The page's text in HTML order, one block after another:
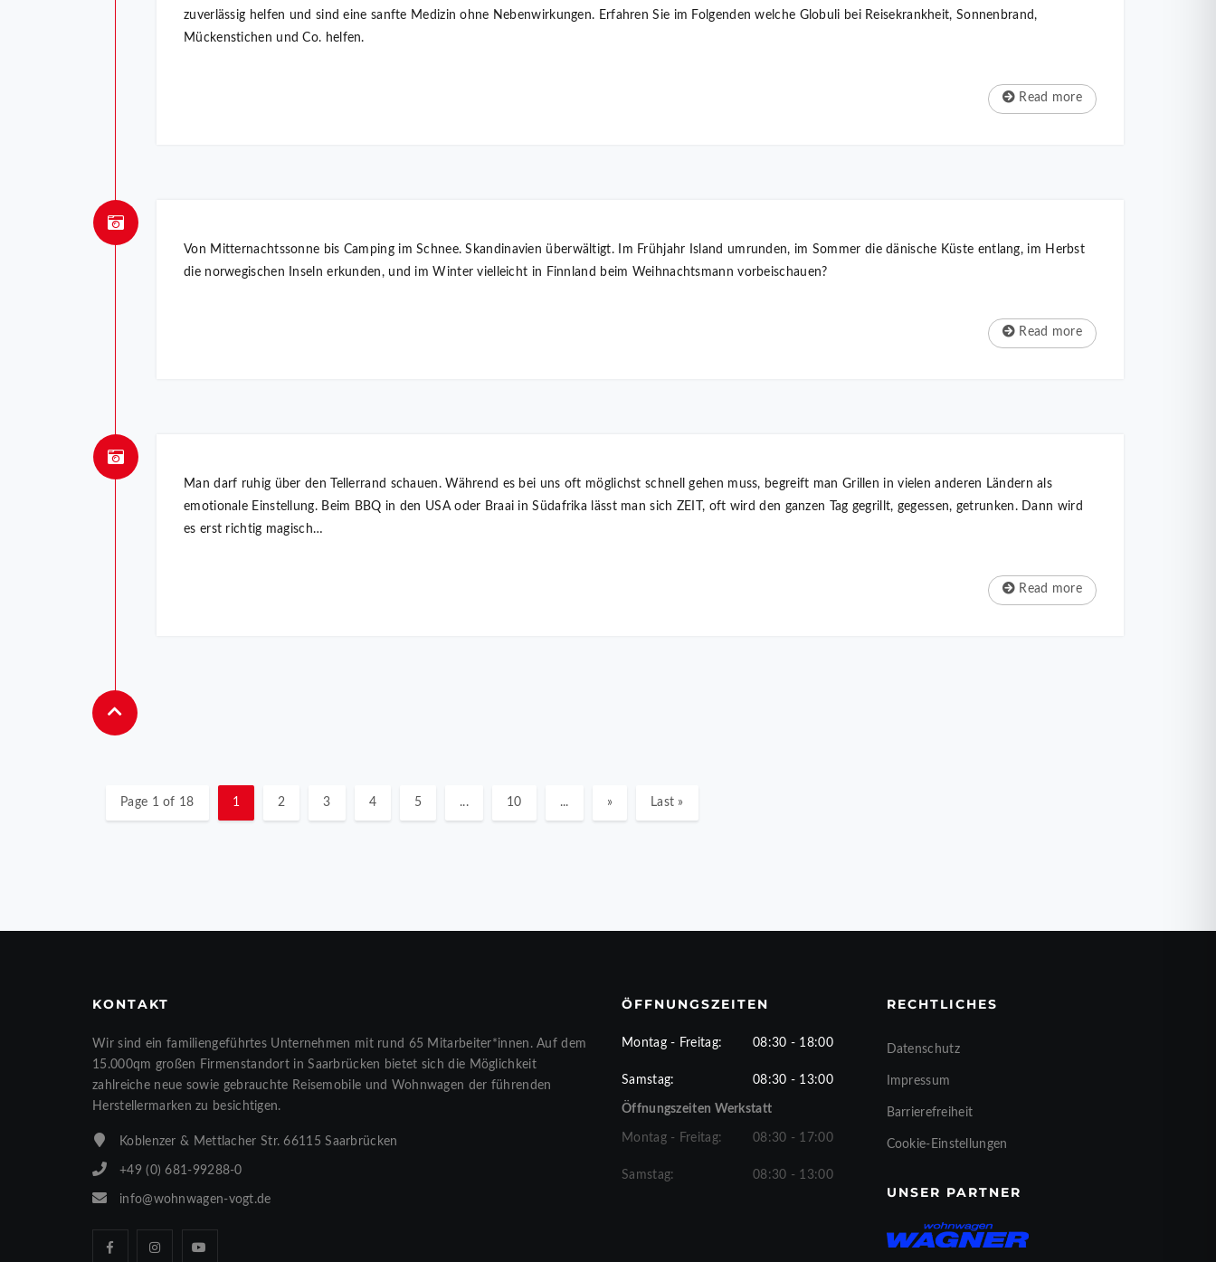
zuverlässig helfen und sind eine sanfte Medizin ohne Nebenwirkungen. Erfahren Sie im Folgenden welche Globuli bei Reisekrankheit, Sonnenbrand,
Mückenstichen und Co. helfen.
Read more
Von Mitternachtssonne bis Camping im Schnee. Skandinavien überwältigt. Im Frühjahr Island umrunden, im Sommer die dänische Küste entlang, im Herbst
die norwegischen Inseln erkunden, und im Winter vielleicht in Finnland beim Weihnachtsmann vorbeischauen?
Read more
Man darf ruhig über den Tellerrand schauen. Während es bei uns oft möglichst schnell gehen muss, begreift man Grillen in vielen anderen Ländern als
emotionale Einstellung. Beim BBQ in den USA oder Braai in Südafrika lässt man sich ZEIT, oft wird den ganzen Tag gegrillt, gegessen, getrunken. Dann wird
es erst richtig magisch…
Read more
Page 1 of 18 1 2 3 4 5 ... 10 ... » Last »
KONTAKT
Wir sind ein familiengeführtes Unternehmen mit rund 65 Mitarbeiter*innen. Auf dem
15.000qm großen Firmenstandort in Saarbrücken bietet sich die Möglichkeit
zahlreiche neue sowie gebrauchte Reisemobile und Wohnwagen der führenden
Herstellermarken zu besichtigen.
Koblenzer & Mettlacher Str. 66115 Saarbrücken
+49 (0) 681-99288-0
info@wohnwagen-vogt.de
ÖFFNUNGSZEITEN
Montag - Freitag: 08:30 - 18:00
Samstag: 08:30 - 13:00
Öffnungszeiten Werkstatt
Montag - Freitag: 08:30 - 17:00
Samstag: 08:30 - 13:00
RECHTLICHES
Datenschutz
Impressum
Barrierefreiheit
Cookie-Einstellungen
UNSER PARTNER